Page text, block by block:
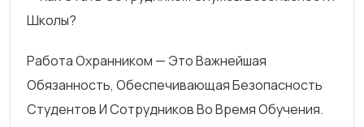
Работа Охранником — Это Важнейшая
Обязанность, Обеспечивающая Безопасность
Студентов И Сотрудников Во Время Обучения.